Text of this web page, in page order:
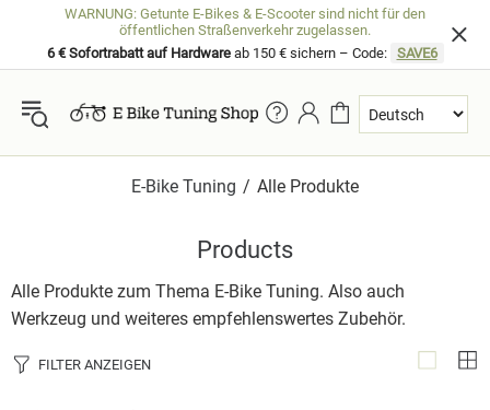
WARNUNG: Getunte E-Bikes & E-Scooter sind nicht für den
öffentlichen Straßenverkehr zugelassen.
6 € Sofortrabatt auf Hardwareab 150 € sichern – Code: SAVE6
E-Bike Tuning Alle Produkte
Products
Alle Produkte zum Thema E-Bike Tuning. Also auch
Werkzeug und weiteres empfehlenswertes Zubehör.
FILTER ANZEIGEN